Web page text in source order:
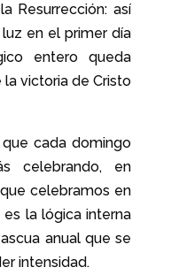
Resurrección: así
en el primer día
entero queda
victoria de Cristo
cada domingo
celebrando, en
celebramos en
la lógica interna
anual que se
intensidad.